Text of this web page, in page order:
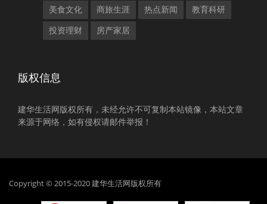
美食文化 商旅生涯 热点新闻 教育科研
投资理财 房产家居
版权信息
建华生活网版权所有，未经允许不可复制本站镜像，本站文章
来源于网络，如有侵权请邮件举报！
Copyright © 2015-2020 建华生活网版权所有